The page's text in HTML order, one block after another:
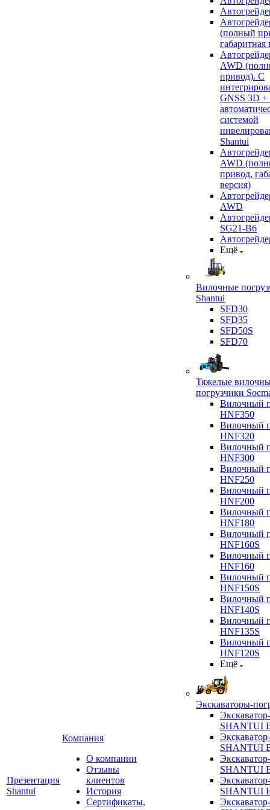
Презентация
Shantui
Компания
О компании
Отзывы
клиентов
История
Сертификаты,
(полный
габаритная
AWD
привод). С
GNSS 3D +
системой
Shantui
AWD
привод,
версия)
AWD
SG21-B6
Ещё
Вилочные
Shantui
SFD30
SFD35
SFD50S
SFD70
Тяжелые
погрузчики
Вилочный
HNF350
Вилочный
HNF320
Вилочный
HNF300
Вилочный
HNF250
Вилочный
HNF200
Вилочный
HNF180
Вилочный
HNF160S
Вилочный
HNF160
Вилочный
HNF150S
Вилочный
HNF140S
Вилочный
HNF135S
Вилочный
HNF120S
Ещё
Экскаваторы-
SHANTUI
SHANTUI
SHANTUI
SHANTUI